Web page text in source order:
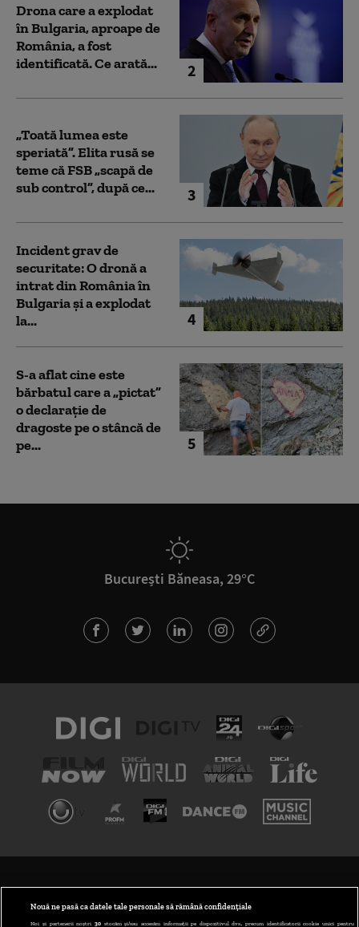
2
Drona care a explodat
în Bulgaria, aproape de
România, a fost
identificată. Ce arată...
3
„Toată lumea este
speriată”. Elita rusă se
teme că FSB „scapă de
sub control”, după ce...
4
Incident grav de
securitate: O dronă a
intrat din România în
Bulgaria şi a explodat
la...
5
S-a aflat cine este
bărbatul care a „pictat”
o declarație de
dragoste pe o stâncă de
pe...
București Băneasa, 29°C
Nouă ne pasă ca datele tale personale să rămână confidențiale
Noi și partenerii noștri 30stocăm și/sau accesăm informații pe dispozitivul dvs., precum identificatorii cookie unici pentru